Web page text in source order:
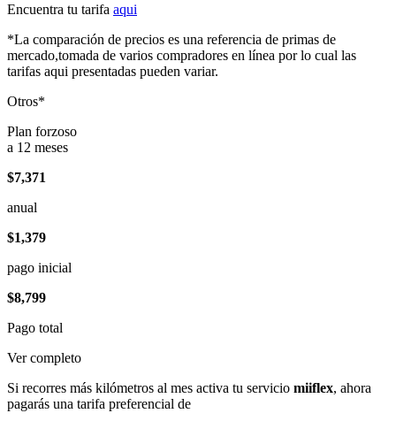
Encuentra tu tarifa aqui
*La comparación de precios es una referencia de primas de
mercado,tomada de varios compradores en línea por lo cual las
tarifas aqui presentadas pueden variar.
Otros*
Plan forzoso
a 12 meses
$7,371
anual
$1,379
pago inicial
$8,799
Pago total
Ver completo
Si recorres más kilómetros al mes activa tu servicio miiflex, ahora
pagarás una tarifa preferencial de